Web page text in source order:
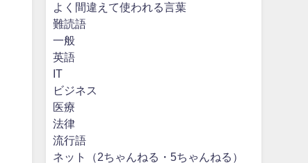
よく間違えて使われる言葉
難読語
一般
英語
IT
ビジネス
医療
法律
流行語
ネット（2ちゃんねる・5ちゃんねる）